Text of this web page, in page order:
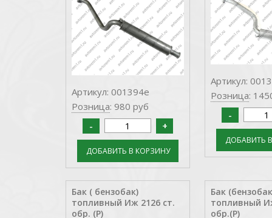
Артикул: 001394е
Розница: 980 руб
Артикул:
Розница:
Бак ( бензобак)
топливный Иж 2126 ст.
обр. (Р)
Бак
топливный
обр.(Р)